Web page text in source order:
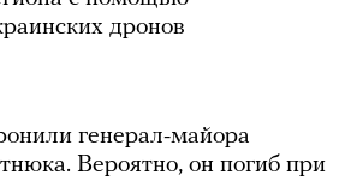
дронов
генерал-майора
Вероятно, он погиб при